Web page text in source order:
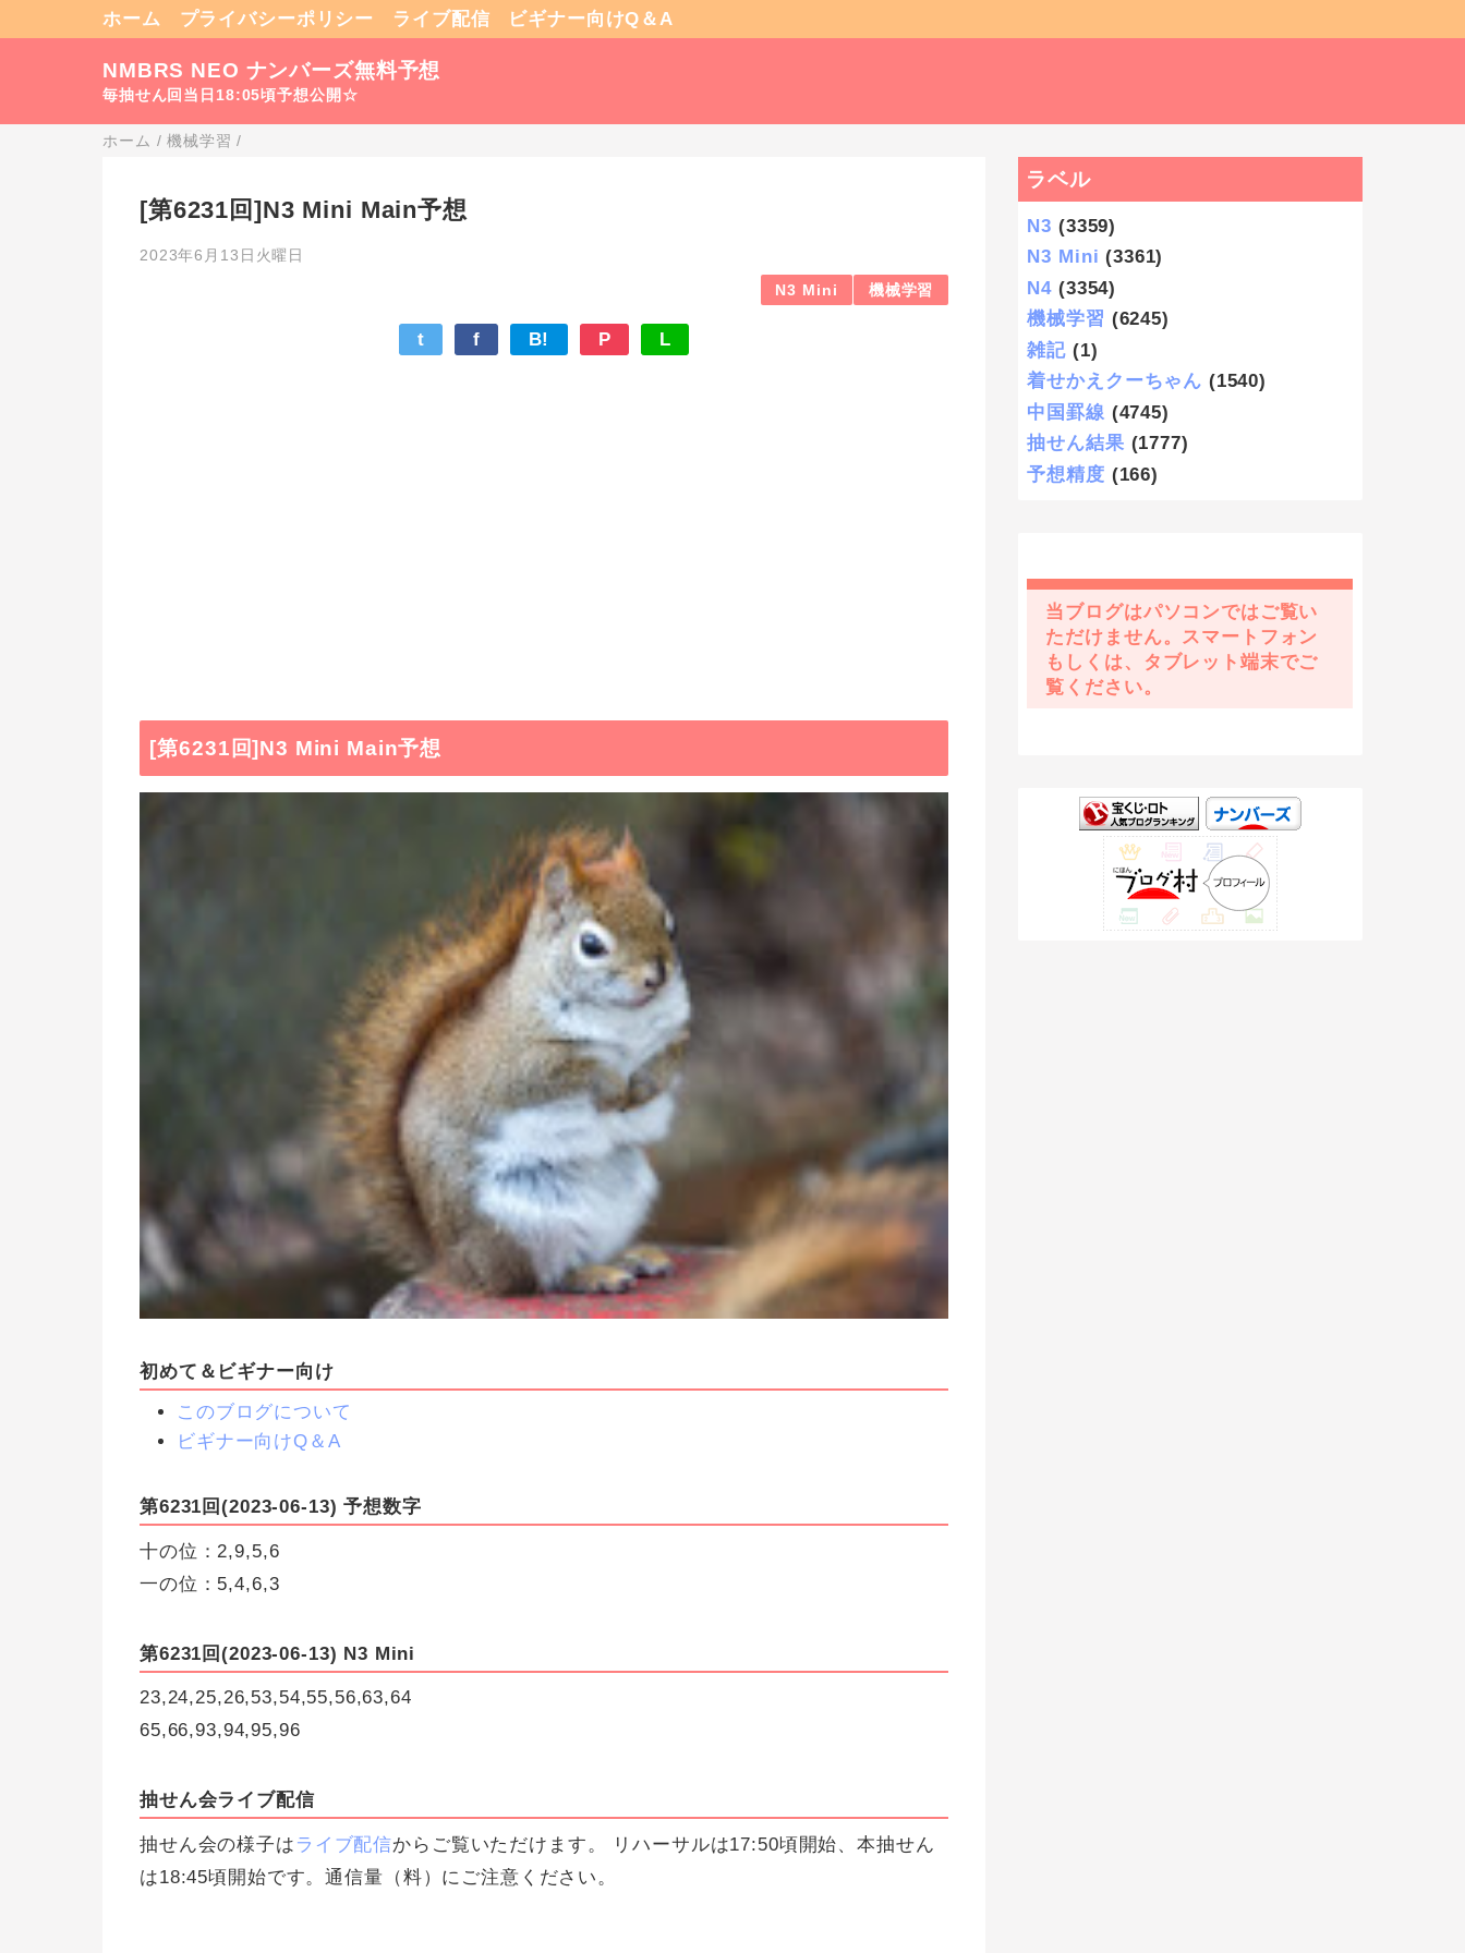
ホーム プライバシーポリシー ライブ配信 ビギナー向けQ＆A
NMBRS NEO ナンバーズ無料予想
毎抽せん回当日18:05頃予想公開☆
ホーム /機械学習 /
[第6231回]N3 Mini Main予想
2023年6月13日火曜日
N3 Mini 機械学習
t f B! P L
[第6231回]N3 Mini Main予想
初めて＆ビギナー向け
このブログについて
ビギナー向けQ＆A
第6231回(2023-06-13) 予想数字
十の位：2,9,5,6
一の位：5,4,6,3
第6231回(2023-06-13) N3 Mini
23,24,25,26,53,54,55,56,63,64
65,66,93,94,95,96
抽せん会ライブ配信
抽せん会の様子は ライブ配信からご覧いただけます。 リハーサルは17:50頃開始、本抽せん
は18:45頃開始です。通信量（料）にご注意ください。
ラベル
N3 (3359)
N3 Mini (3361)
N4 (3354)
機械学習 (6245)
雑記 (1)
着せかえクーちゃん (1540)
中国罫線 (4745)
抽せん結果 (1777)
予想精度 (166)
当ブログはパソコンではご覧い
ただけません。スマートフォン
もしくは、タブレット端末でご
覧ください。